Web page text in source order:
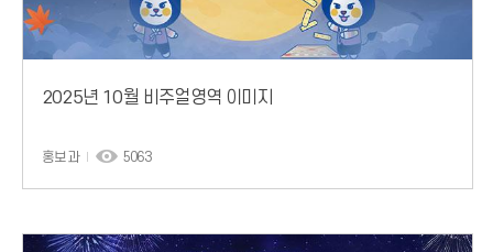
2025년 10월 비주얼영역 이미지
홍보과 5063